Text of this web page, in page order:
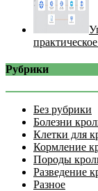
Рубрики
Без рубрики
Болезни
Клетки для
Кормление
Породы
Разведение
Разное